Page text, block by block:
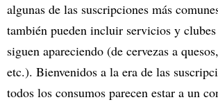
algunas de las suscripciones más
también pueden incluir servicios y
siguen apareciendo (de cervezas a
etc.). Bienvenidos a la era de las
todos los consumos parecen estar a un